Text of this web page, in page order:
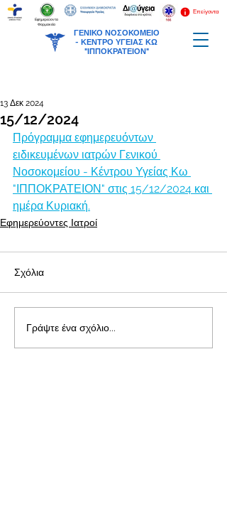
ΓΕΝΙΚΟ ΝΟΣΟΚΟΜΕΙΟ
- ΚΕΝΤΡΟ ΥΓΕΙΑΣ ΚΩ
"ΙΠΠΟΚΡΑΤΕΙΟΝ"
Επείγοντα
Εφημερεύοντα
Φαρμακεία
15/12/2024
13 Δεκ 2024
Πρόγραμμα εφημερευόντων
ειδικευμένων ιατρών Γενικού
Νοσοκομείου - Κέντρου Υγείας Κω
"ΙΠΠΟΚΡΑΤΕΙΟΝ" στις 15/12/2024 και
ημέρα Κυριακή.
Εφημερεύοντες Ιατροί
Σχόλια
Γράψτε ένα σχόλιο...